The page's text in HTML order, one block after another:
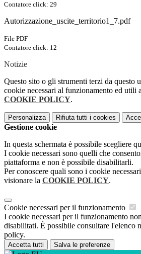
Contatore click: 29
Autorizzazione_uscite_territorio1_7.pdf
File PDF
Contatore click: 12
Notizie
Questo sito o gli strumenti terzi da questo
cookie necessari al funzionamento ed utili
COOKIE POLICY.
Personalizza Rifiuta tutti i cookies
Gestione cookie
In questa schermata è possibile scegliere
I cookie necessari sono quelli che
piattaforma e non è possibile disabilitarli.
Per conoscere quali sono i cookie
visionare la COOKIE POLICY.
Cookie necessari per il funzionamento
I cookie necessari per il funzionamento
disabilitati. È possibile consultare l'elenco
policy.
Accetta tutti Salva le preferenze